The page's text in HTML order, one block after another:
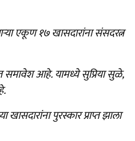
एकूण १७ खासदारांना संसदरत्न
समावेश आहे. यामध्ये सुप्रिया सुळे,
पुरस्कार प्राप्त झाला